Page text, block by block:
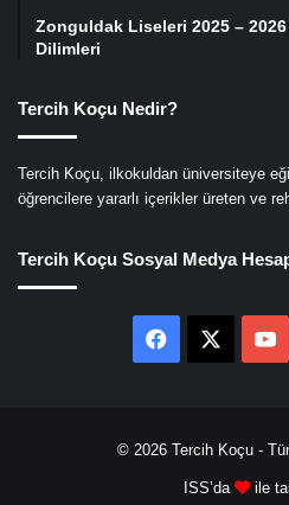
Zonguldak Liseleri 2025 –
Dilimleri
Tercih Koçu Nedir?
Tercih Koçu, ilkokuldan üniversiteye
öğrencilere yararlı içerikler üreten ve
Tercih Koçu Sosyal Medya
Facebook
© 2026 Tercih Koçu -
ISS’da ile